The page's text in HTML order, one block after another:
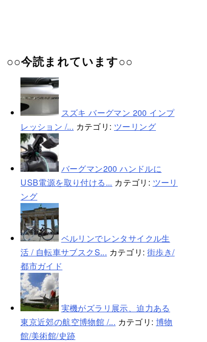
○○今読まれています○○
スズキ バーグマン 200 インプ
レッション /... カテゴリ: ツーリング
バーグマン200 ハンドルに
USB電源を取り付ける... カテゴリ: ツーリ
ング
ベルリンでレンタサイクル生
活 / 自転車サブスクS... カテゴリ: 街歩き/
都市ガイド
実機がズラリ展示、迫力ある
東京近郊の航空博物館 /... カテゴリ: 博物
館/美術館/史跡